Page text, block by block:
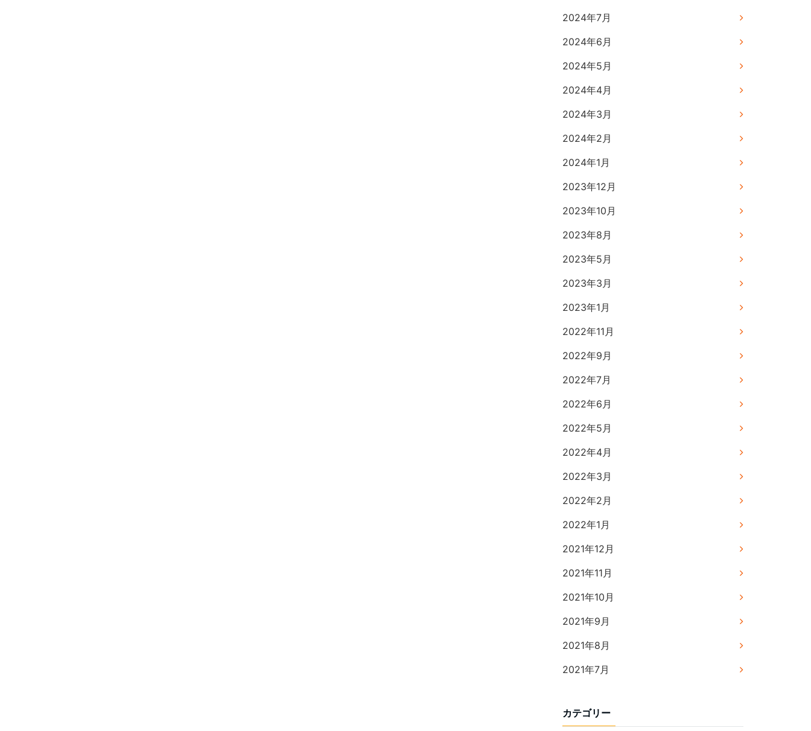
2024年7月
2024年6月
2024年5月
2024年4月
2024年3月
2024年2月
2024年1月
2023年12月
2023年10月
2023年8月
2023年5月
2023年3月
2023年1月
2022年11月
2022年9月
2022年7月
2022年6月
2022年5月
2022年4月
2022年3月
2022年2月
2022年1月
2021年12月
2021年11月
2021年10月
2021年9月
2021年8月
2021年7月
カテゴリー